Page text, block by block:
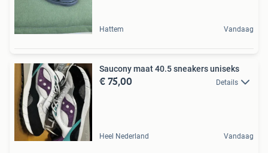
Hattem Vandaag
Saucony maat 40.5 sneakers uniseks
€ 75,00 Details
Heel Nederland Vandaag